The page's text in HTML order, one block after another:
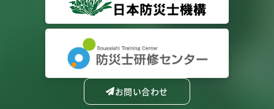
お問い合わせ